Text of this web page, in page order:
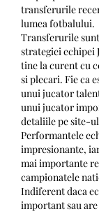
transferurile
lumea fotbalului.
Transferurile
strategiei echipei
tine la curent cu
si plecari. Fie ca
unui jucator
unui jucator
detaliile pe site-
Performantele
impresionante,
mai importante
campionatele
Indiferent daca
important sau